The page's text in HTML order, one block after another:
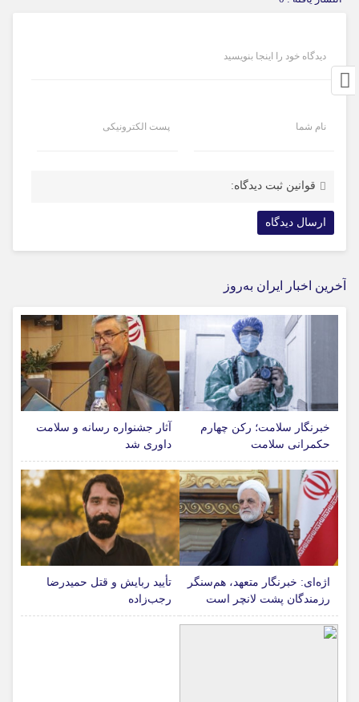
دیدگاه خود را اینجا بنویسید
نام شما پست الکترونیکی
قوانین ثبت دیدگاه:
آخرین اخبار ایران به‌روز
خبرنگار سلامت؛ رکن چهارم
حکمرانی سلامت
آثار جشنواره رسانه و سلامت
داوری شد
اژه‌ای: خبرنگار متعهد، هم‌سنگر
رزمندگان پشت لانچر است
تأیید ربایش و قتل حمیدرضا
رجب‌زاده